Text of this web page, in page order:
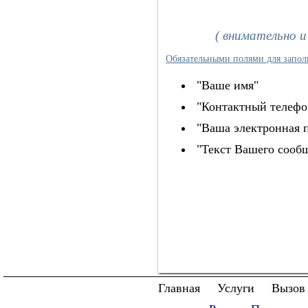
( внимательно
Обязательными полями для
"Ваше имя"
"Контактный
"Ваша электронная
"Текст Вашего
Главная Услуги
Вызов